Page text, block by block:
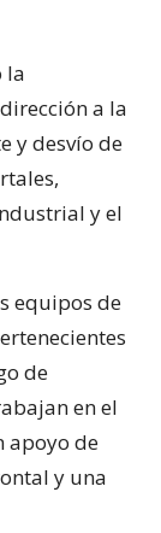
la
a la
y desvío de
y el
equipos de
de
en el
apoyo de
y una